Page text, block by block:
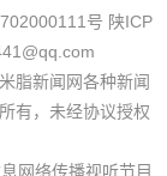
号 陕ICP
脂新闻网各种新闻
有，未经协议授权
网络传播视听节目